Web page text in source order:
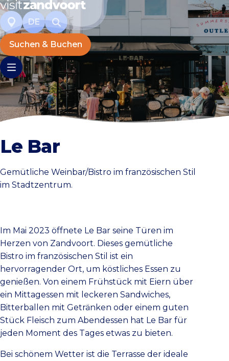
DE
Suchen & Buchen
Le Bar
Gemütliche Weinbar/Bistro im französischen Stil
im Stadtzentrum.
Im Mai 2023 öffnete Le Bar seine Türen im
Herzen von Zandvoort. Dieses gemütliche
Bistro im französischen Stil ist ein
hervorragender Ort, um köstliches Essen zu
genießen. Von einem Frühstück mit Eiern über
ein Mittagessen mit leckeren Sandwiches,
Bitterballen mit Getränken oder einem guten
Stück Fleisch zum Abendessen hat Le Bar für
jeden Moment des Tages etwas zu bieten.
Bei schönem Wetter ist die Terrasse der ideale